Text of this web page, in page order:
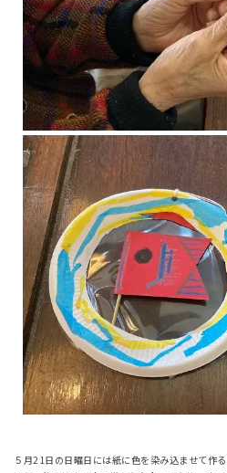
５月21日の日曜日には紙に色を染み込ませて作